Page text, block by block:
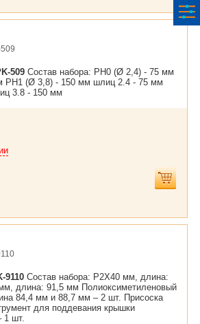
509 Состав набора: PH0 (Ø 2,4) - 75 мм
PH1 (Ø 3,8) - 150 мм шлиц 2.4 - 75 мм
3.8 - 150 мм
9110 Состав набора: P2X40 мм, длина:
длина: 91,5 мм Полиоксиметиленовый
84,4 мм и 88,7 мм – 2 шт. Присоска
для поддевания крышки
1 шт.